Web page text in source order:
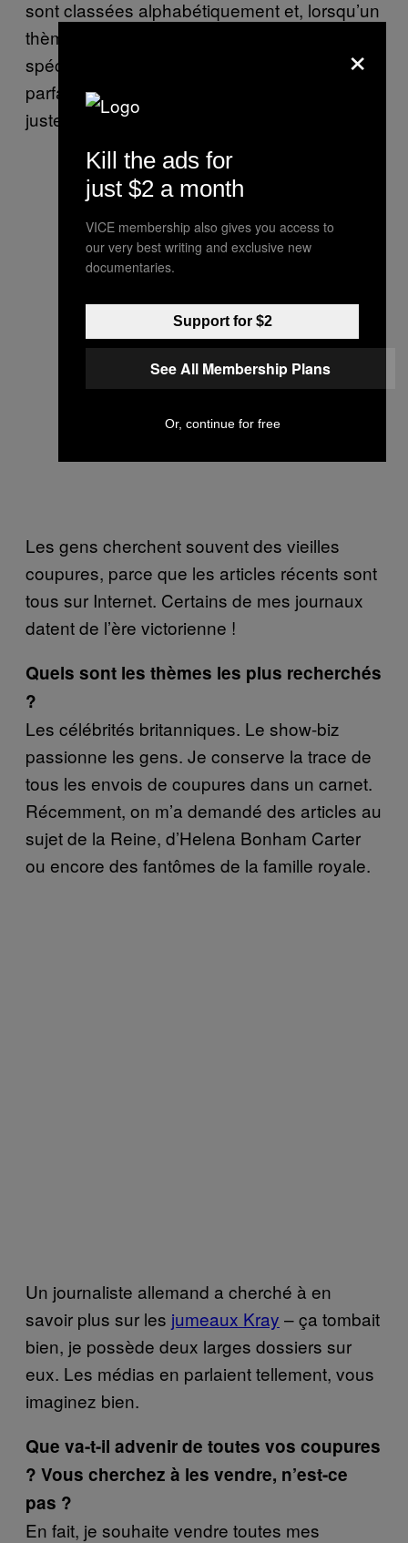
sont classées alphabétiquement et, lorsqu’un
thème devient trop volumineux, un fichier
spécial est créé. Au départ, tout était
parfaitement ordonné mais, aujourd’hui, il y a
juste trop de choses.
Les gens cherchent souvent des vieilles
coupures, parce que les articles récents sont
tous sur Internet. Certains de mes journaux
datent de l’ère victorienne !
Quels sont les thèmes les plus recherchés
?
Les célébrités britanniques. Le show-biz
passionne les gens. Je conserve la trace de
tous les envois de coupures dans un carnet.
Récemment, on m’a demandé des articles au
sujet de la Reine, d’Helena Bonham Carter
ou encore des fantômes de la famille royale.
Un journaliste allemand a cherché à en
savoir plus sur les jumeaux Kray – ça tombait
bien, je possède deux larges dossiers sur
eux. Les médias en parlaient tellement, vous
imaginez bien.
Que va-t-il advenir de toutes vos coupures
? Vous cherchez à les vendre, n’est-ce
pas ?
En fait, je souhaite vendre toutes mes
×
Kill the ads for
just $2 a month
VICE membership also gives you access to
our very best writing and exclusive new
documentaries.
Support for $2
See All Membership Plans
Or, continue for free